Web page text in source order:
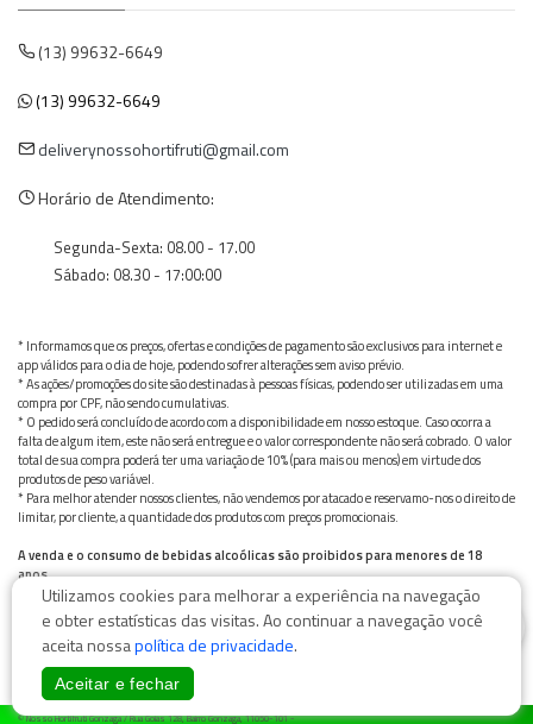
(13) 99632-6649
(13) 99632-6649
deliverynossohortifruti@gmail.com
Horário de Atendimento:
Segunda-Sexta: 08.00 - 17.00
Sábado: 08.30 - 17:00:00
* Informamos que os preços, ofertas e condições de pagamento são exclusivos para internet e
app válidos para o dia de hoje, podendo sofrer alterações sem aviso prévio.
* As ações/promoções do site são destinadas à pessoas físicas, podendo ser utilizadas em uma
compra por CPF, não sendo cumulativas.
* O pedido será concluído de acordo com a disponibilidade em nosso estoque. Caso ocorra a
falta de algum item, este não será entregue e o valor correspondente não será cobrado. O valor
total de sua compra poderá ter uma variação de 10% (para mais ou menos) em virtude dos
produtos de peso variável.
* Para melhor atender nossos clientes, não vendemos por atacado e reservamo-nos o direito de
limitar, por cliente, a quantidade dos produtos com preços promocionais.
A venda e o consumo de bebidas alcoólicas são proibidos para menores de 18
anos.
Bebida alcoólica pode causar dependência química e, em excesso, provoca graves males à saúde.
Beba com moderação
© Nosso Hortifruti Gonzaga / Rua Goiás 128, Bairro Gonzaga, 11050-101 -
Utilizamos cookies para melhorar a experiência na navegação
e obter estatísticas das visitas. Ao continuar a navegação você
aceita nossapolítica de privacidade.
Aceitar e fechar